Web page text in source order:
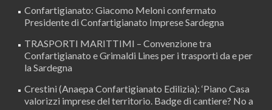
Confartigianato: Giacomo Meloni confermato
Presidente di Confartigianato Imprese Sardegna
TRASPORTI MARITTIMI – Convenzione tra
Confartigianato e Grimaldi Lines per i trasporti da e per
la Sardegna
Crestini (Anaepa Confartigianato Edilizia): ‘Piano Casa
valorizzi imprese del territorio. Badge di cantiere? No a